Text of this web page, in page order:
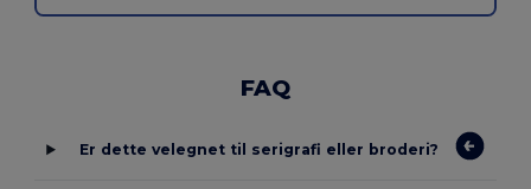
FAQ
Er dette velegnet til serigrafi eller broderi?